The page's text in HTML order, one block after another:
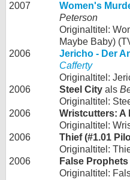
2007
Women's
Peterson
Originaltitel:
Maybe Baby)
2006
Jericho - Der
Cafferty
Originaltitel:
2006
Steel City als
Originaltitel:
2006
Wristcutters: A
Originaltitel:
2006
Thief (#1.01
Originaltitel:
2006
False Prophets
Originaltitel: